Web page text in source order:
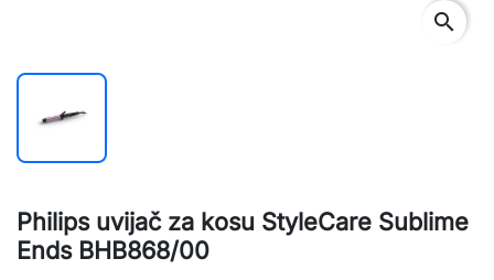
search
Philips uvijač za kosu StyleCare Sublime
Ends BHB868/00